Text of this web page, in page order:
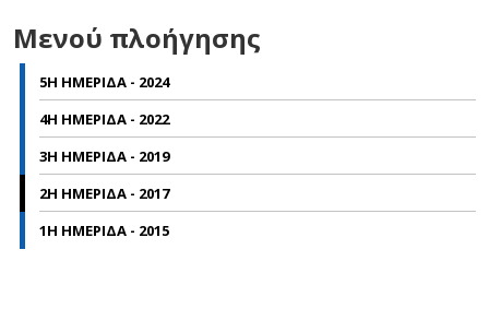
Μενού πλοήγησης
5Η ΗΜΕΡΙΔΑ - 2024
4Η ΗΜΕΡΙΔΑ - 2022
3Η ΗΜΕΡΙΔΑ - 2019
2Η ΗΜΕΡΙΔΑ - 2017
1Η ΗΜΕΡΙΔΑ - 2015